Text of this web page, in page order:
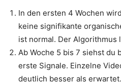
In den ersten 4 Wochen
keine signifikante
ist normal. Der Algorithmus
Ab Woche 5 bis 7 siehst du
erste Signale. Einzelne
deutlich besser als erwartet.